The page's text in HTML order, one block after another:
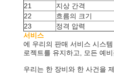
21
지상 간격
22
흐름의 크기
23
정격 압력
서비스
에 우리의 판매 서비스 시스
로젝트를 유지하고, 모든 예
우리는 한 장비와 한 사건을